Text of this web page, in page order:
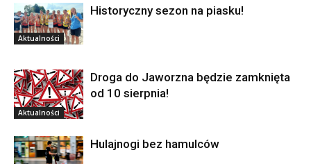
Aktualności
Historyczny sezon na piasku!
Aktualności
Droga do Jaworzna będzie zamknięta
od 10 sierpnia!
Hulajnogi bez hamulców